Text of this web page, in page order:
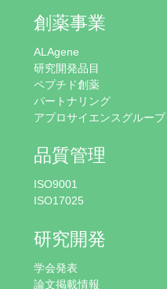
創薬事業
ALAgene
研究開発品目
ペプチド創薬
パートナリング
アプロサイエンスグループ
品質管理
ISO9001
ISO17025
研究開発
学会発表
論文掲載情報